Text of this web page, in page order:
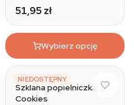
51,95 zł
Wybierz opcję
NIEDOSTĘPNY
COOKIES
Szklana popielniczka
Cookies